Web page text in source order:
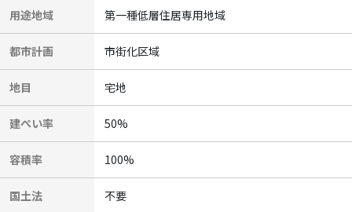
用途地域 第一種低層住居専用地域
都市計画 市街化区域
地目 宅地
建ぺい率 50%
容積率 100%
国土法 不要